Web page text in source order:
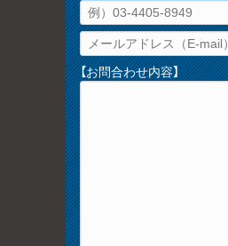
【お問合わせ内容】